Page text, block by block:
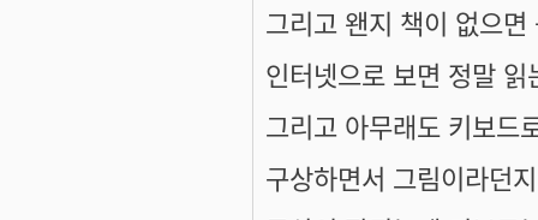
그리고 왠지 책이 없으
인터넷으로 보면 정말
그리고 아무래도 키보드
구상하면서 그림이라던